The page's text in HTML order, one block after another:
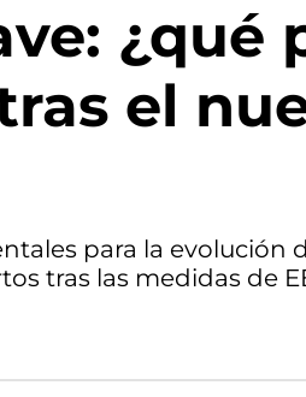
¿qué
el
para la evolución
tras las medidas de